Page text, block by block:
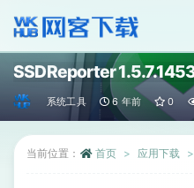
SSDReporter
系统工具 6 年前 0
当前位置： 首页 应用下载
全部